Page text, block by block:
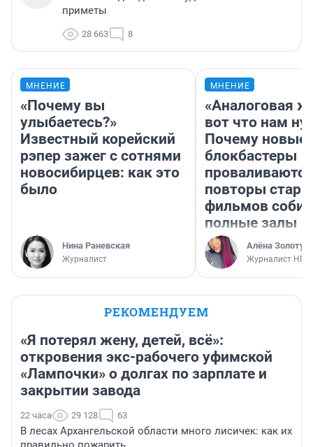
приметы
28 663 8
МНЕНИЕ
«Почему вы
улыбаетесь?»
Известный корейский
рэпер зажег с сотнями
новосибирцев: как это
было
Нина Раневская
Журналист
МНЕНИЕ
«Аналоговая
вот что нам
Почему новые
блокбастеры
повторы
фильмов
полные залы
Алёна
Журналист НГС
РЕКОМЕНДУЕМ
«Я потерял жену, детей, всё»:
откровения экс-рабочего уфимской
«Лампочки» о долгах по зарплате и
закрытии завода
22 часа 29 128 63
В лесах Архангельской области много лисичек: как их